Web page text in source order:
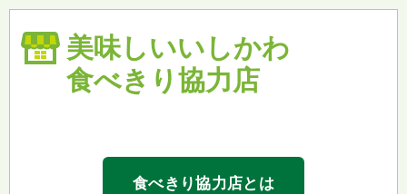
美味しいいしかわ
食べきり協力店
食べきり協力店とは